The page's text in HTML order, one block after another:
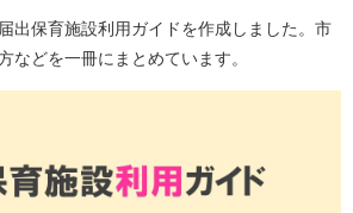
出保育施設利用ガイドを作成しました。市
などを一冊にまとめています。